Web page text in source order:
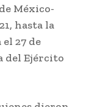
México-
hasta la
27 de
del Ejército